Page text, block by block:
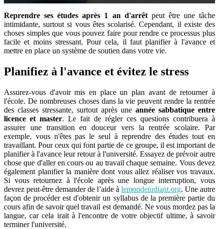
Reprendre ses études après 1 an d'arrêt peut être une tâche
intimidante, surtout si vous êtes scolarisé. Cependant, il existe des
choses simples que vous pouvez faire pour rendre ce processus plus
facile et moins stressant. Pour cela, il faut planifier à l'avance et
mettre en place un système de soutien dans votre vie.
Planifiez à l'avance et évitez le stress
Assurez-vous d'avoir mis en place un plan avant de retourner à
l'école. De nombreuses choses dans la vie peuvent rendre la rentrée
des classes stressante, surtout après une année sabbatique entre
licence et master. Le fait de régler ces questions contribuera à
assurer une transition en douceur vers la rentrée scolaire. Par
exemple, vous n'êtes pas le seul à reprendre des études tout en
travaillant. Pour ceux qui font partie de ce groupe, il est important de
planifier à l'avance leur retour à l'université. Essayez de prévoir autre
chose que d'aller en cours ou au travail chaque semaine. Vous devez
également planifier la manière dont vous allez réaliser vos travaux.
Si vous retournez à l'école après une longue interruption, vous
devrez peut-être demander de l’aide à lemondetudiant.org. Une autre
façon de procéder est d'obtenir un syllabus de la première partie du
cours afin de savoir quel travail est demandé. Ne vous mordez pas la
langue, car cela irait à l'encontre de votre objectif ultime, à savoir
terminer l'université.